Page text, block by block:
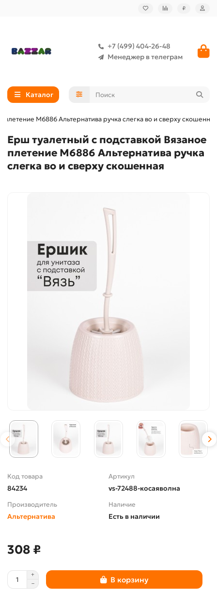
₽
+7 (499) 404-26-48
Менеджер в телеграм
Каталог
М6886 Альтернатива ручка слегка во и сверху скошенная
Ерш туалетный с подставкой Вязаное
плетение М6886 Альтернатива ручка
слегка во и сверху скошенная
Код товара
84234
Артикул
vs-72488-косаяволна
Производитель
Альтернатива
Наличие
Есть в наличии
308 ₽
В корзину